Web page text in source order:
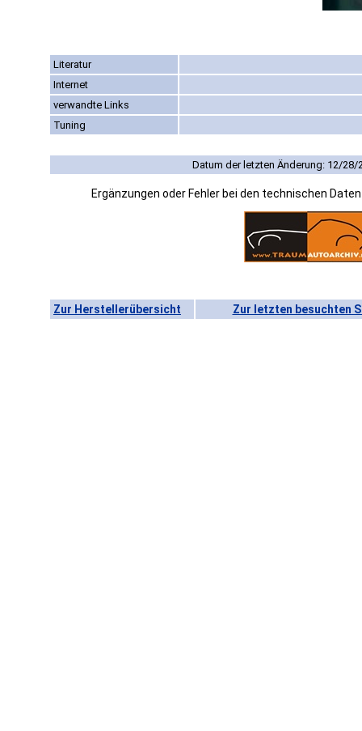
Literatur
Internet
verwandte Links
Tuning
Datum der letzten Änderung: 12/28/
Ergänzungen oder Fehler bei den technischen
Zur Herstellerübersicht Zur letzten besuchten